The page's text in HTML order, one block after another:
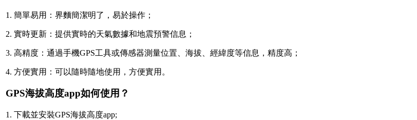
1. 簡單易用：界麵簡潔明了，易於操作；
2. 實時更新：提供實時的天氣數據和地震預警信息；
3. 高精度：通過手機GPS工具或傳感器測量位置、海拔、經緯度等信息，精度高；
4. 方便實用：可以隨時隨地使用，方便實用。
GPS海拔高度app如何使用？
1. 下載並安裝GPS海拔高度app;